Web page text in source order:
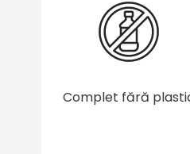
Complet fără